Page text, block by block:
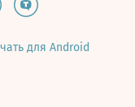
для Android